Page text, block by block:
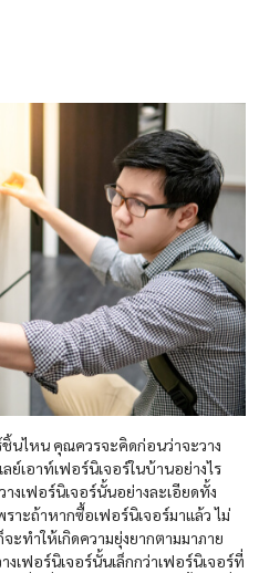
นไหน คุณควรจะคิดก่อนว่าจะวาง
ย์เอาท์เฟอร์นิเจอร์ในบ้านอย่างไร
งเฟอร์นิเจอร์นั้นอย่างละเอียดทั้ง
าะถ้าหากซื้อเฟอร์นิเจอร์มาแล้ว ไม่
ะทำให้เกิดความยุ่งยากตามมาภาย
เฟอร์นิเจอร์นั้นเล็กกว่าเฟอร์นิเจอร์ที่